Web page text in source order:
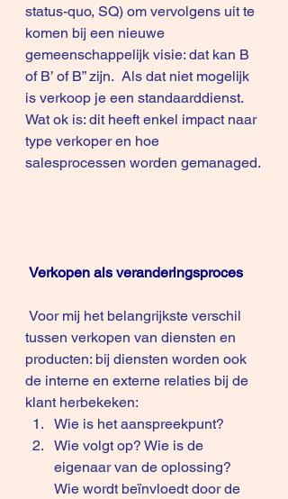
status-quo, SQ) om vervolgens uit te
komen bij een nieuwe
gemeenschappelijk visie: dat kan B
of B’ of B” zijn.  Als dat niet mogelijk
is verkoop je een standaarddienst.
Wat ok is: dit heeft enkel impact naar
type verkoper en hoe
salesprocessen worden gemanaged.
Verkopen als veranderingsproces
tussen verkopen van diensten en
producten: bij diensten worden ook
de interne en externe relaties bij de
klant herbekeken:
Wie is het aanspreekpunt?
Wie volgt op? Wie is de
eigenaar van de oplossing?
Wie wordt beïnvloedt door de